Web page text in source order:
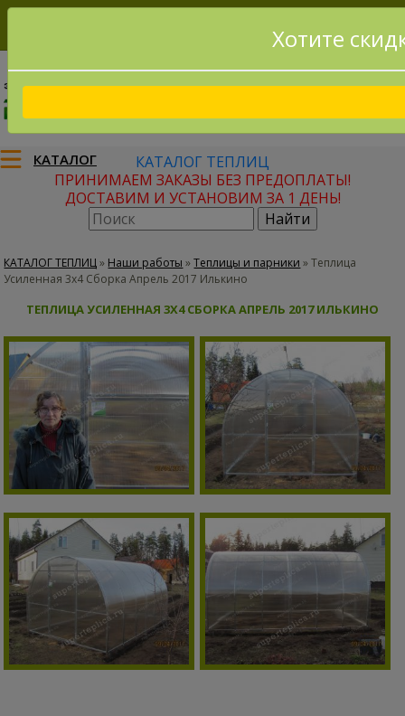
8(915)795-56-02
КАТАЛОГ
КАТАЛОГ ТЕПЛИЦ
ПРИНИМАЕМ ЗАКАЗЫ БЕЗ ПРЕДОПЛАТЫ!
ДОСТАВИМ И УСТАНОВИМ ЗА 1 ДЕНЬ!
КАТАЛОГ ТЕПЛИЦ» Наши работы »Теплицы и парники »Теплица
Усиленная 3х4 Сборка Апрель 2017 Илькино
ТЕПЛИЦА УСИЛЕННАЯ 3Х4 СБОРКА АПРЕЛЬ 2017 ИЛЬКИНО
Хотите